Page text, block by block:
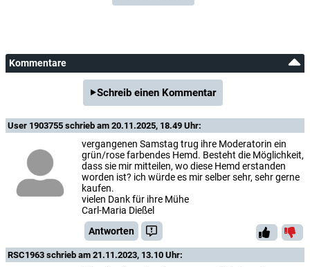
Kommentare
Schreib einen Kommentar
User 1903755 schrieb am 20.11.2025, 18.49 Uhr:
vergangenen Samstag trug ihre Moderatorin ein
grün/rose farbendes Hemd. Besteht die Möglichkeit,
dass sie mir mitteilen, wo diese Hemd erstanden
worden ist? ich würde es mir selber sehr, sehr gerne
kaufen.
vielen Dank für ihre Mühe
Carl-Maria Dießel
Antworten
RSC1963 schrieb am 21.11.2023, 13.10 Uhr: